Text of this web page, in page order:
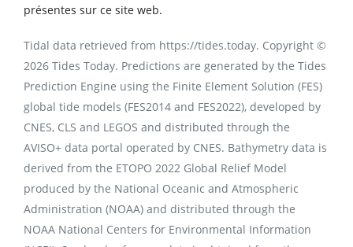
présentes sur ce site web.
Tidal data retrieved from https://tides.today. Copyright ©
2026 Tides Today. Predictions are generated by the Tides
Prediction Engine using the Finite Element Solution (FES)
global tide models (FES2014 and FES2022), developed by
CNES, CLS and LEGOS and distributed through the
AVISO+ data portal operated by CNES. Bathymetry data is
derived from the ETOPO 2022 Global Relief Model
produced by the National Oceanic and Atmospheric
Administration (NOAA) and distributed through the
NOAA National Centers for Environmental Information